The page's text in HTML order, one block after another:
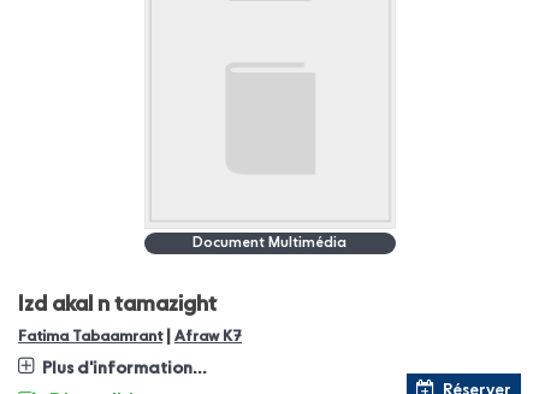
Document Multimédia
Izd akal n tamazight
Fatima Tabaamrant Afraw K7
Plus d'information...
Réserver